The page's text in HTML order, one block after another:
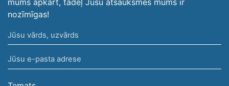
mums apkārt, tādēļ Jūsu atsauksmes mums ir
nozīmīgas!
Jūsu
vārds,
uzvārds
Jūsu
e-
pasta